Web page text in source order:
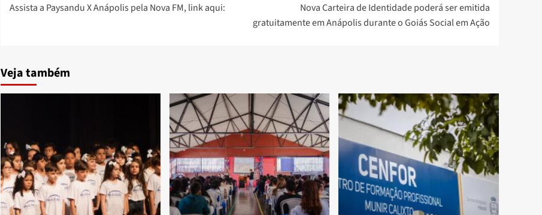
navigation
Assista a Paysandu X Anápolis pela Nova FM, link aqui:
Nova Carteira de Identidade poderá ser emitida
gratuitamente em Anápolis durante o Goiás Social em Ação
Veja também